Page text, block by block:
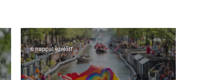
6 nappal ezelőtt